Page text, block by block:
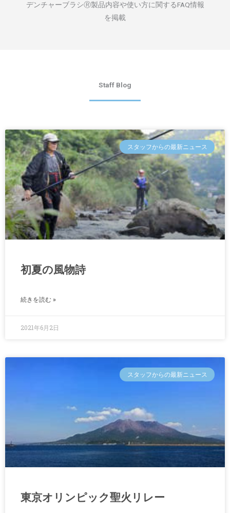
デンチャーブラシⓇ製品内容や使い方に関するFAQ情報
を掲載
Staff Blog
スタッフからの最新ニュース
初夏の風物詩
続きを読む »
2021年6月2日
スタッフからの最新ニュース
東京オリンピック聖火リレー